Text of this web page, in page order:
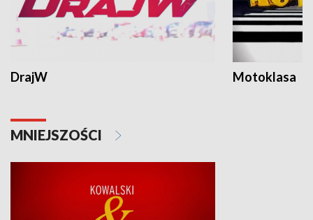
DrajW Motoklasa
MNIEJSZOŚCI